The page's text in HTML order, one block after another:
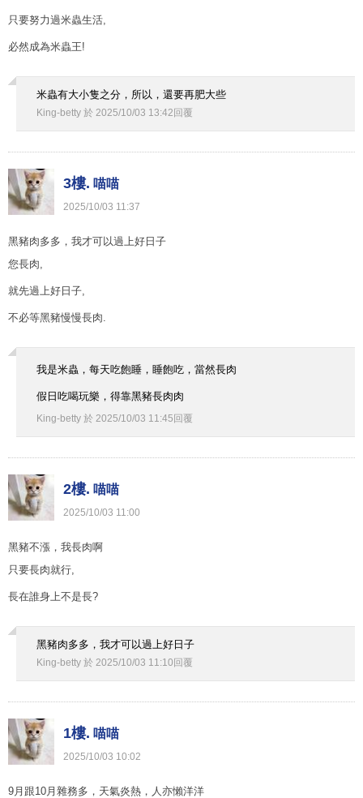
只要努力過米蟲生活,
必然成為米蟲王!
米蟲有大小隻之分，所以，還要再肥大些
King-betty 於 2025/10/03 13:42回覆
3樓. 喵喵
2025/10/03 11 :37
黑豬肉多多，我才可以過上好日子
您長肉,
就先過上好日子,
不必等黑豬慢慢長肉.
我是米蟲，每天吃飽睡，睡飽吃，當然長肉
假日吃喝玩樂，得靠黑豬長肉肉
King-betty 於 2025/10/03 11 :45回覆
2樓. 喵喵
2025/10/03 11 :00
黑豬不漲，我長肉啊
只要長肉就行,
長在誰身上不是長?
黑豬肉多多，我才可以過上好日子
King-betty 於 2025/10/03 11 :10回覆
1樓. 喵喵
2025/10/03 10:02
9月跟10月雜務多，天氣炎熱，人亦懶洋洋